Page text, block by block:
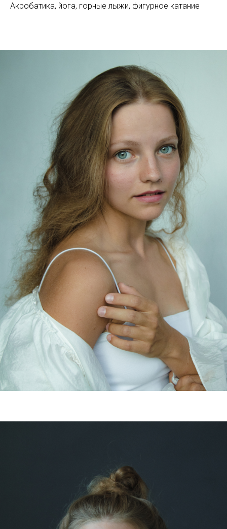
Акробатика, йога, горные лыжи, фигурное катание